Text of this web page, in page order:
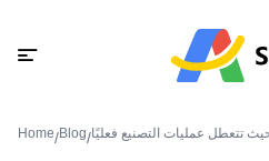
Home/Blog/تتعطل عمليات التصنيع فعليًا